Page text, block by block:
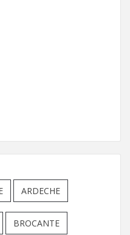
ARDECHE
BROCANTE